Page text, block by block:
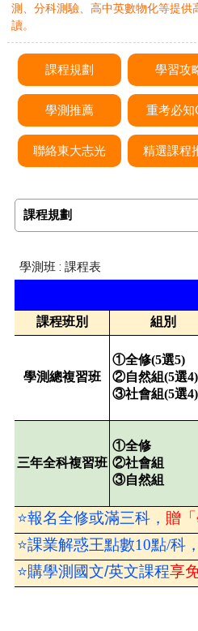
測、分科測驗、高中英數物化等提
讀。
課程規劃 學習攻
學測推薦 重考必知
聯絡東大志光 精選課程
課程規劃